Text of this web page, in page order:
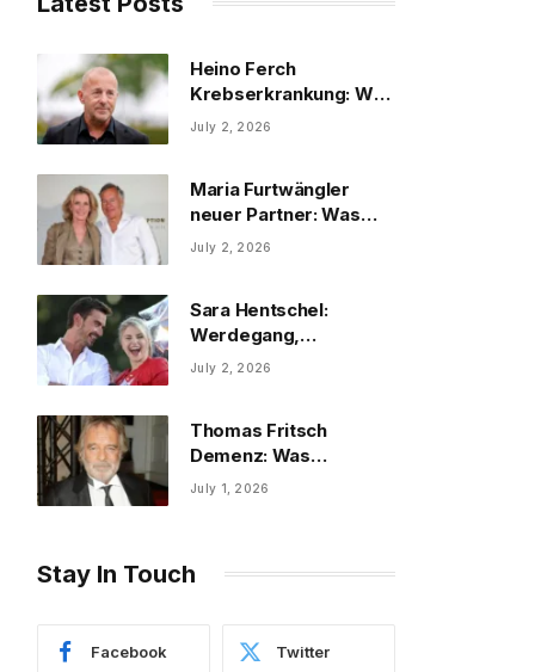
Heino Ferch
Krebserkrankung: Was
wirklich bekannt ist?
July 2, 2026
Maria Furtwängler
neuer Partner: Was
über ihr Privatleben
July 2, 2026
Sara Hentschel:
Werdegang,
Privatleben und
July 2, 2026
Thomas Fritsch
Demenz: Was
tatsächlich bekannt ist
July 1, 2026
Stay In Touch
Facebook Twitter